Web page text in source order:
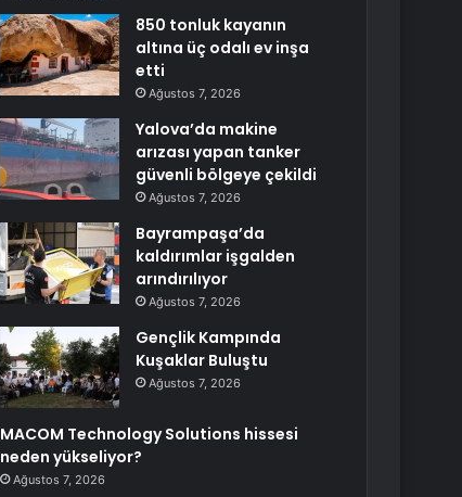
850 tonluk kayanın
altına üç odalı ev inşa
etti
Ağustos 7, 2026
Yalova’da makine
arızası yapan tanker
güvenli bölgeye çekildi
Ağustos 7, 2026
Bayrampaşa’da
kaldırımlar işgalden
arındırılıyor
Ağustos 7, 2026
Gençlik Kampında
Kuşaklar Buluştu
Ağustos 7, 2026
MACOM Technology Solutions hissesi
neden yükseliyor?
Ağustos 7, 2026